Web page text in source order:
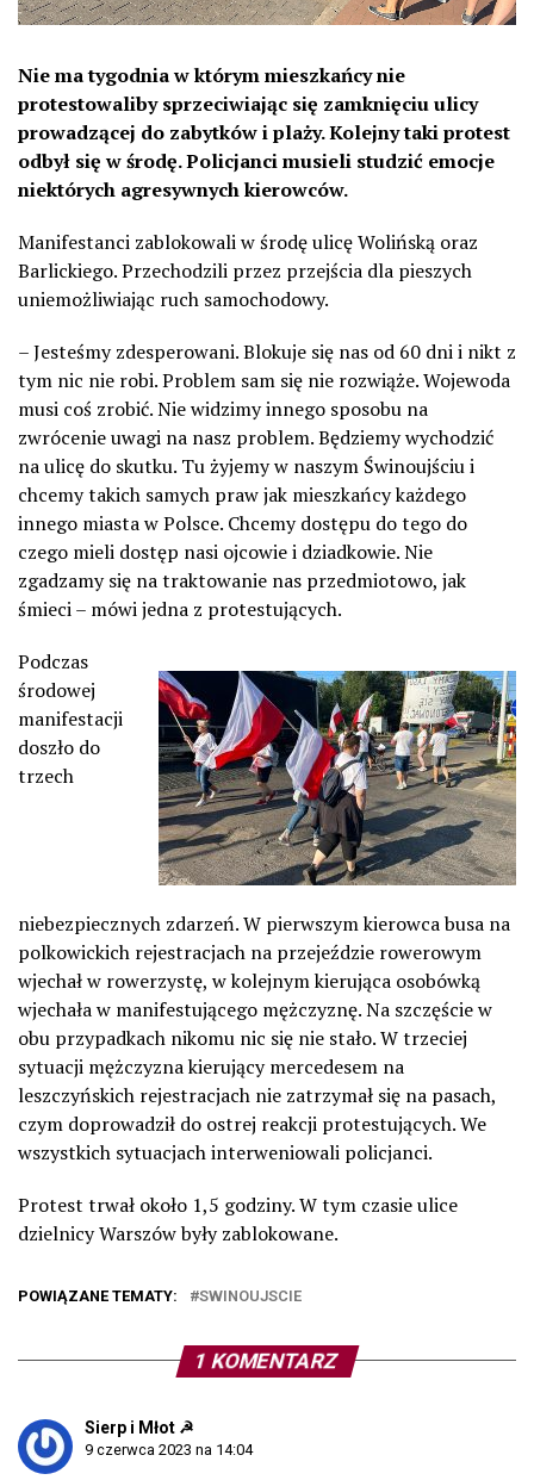
Nie ma tygodnia w którym mieszkańcy nie
protestowaliby sprzeciwiając się zamknięciu ulicy
prowadzącej do zabytków i plaży. Kolejny taki protest
odbył się w środę. Policjanci musieli studzić emocje
niektórych agresywnych kierowców.
Manifestanci zablokowali w środę ulicę Wolińską oraz
Barlickiego. Przechodzili przez przejścia dla pieszych
uniemożliwiając ruch samochodowy.
– Jesteśmy zdesperowani. Blokuje się nas od 60 dni i nikt z
tym nic nie robi. Problem sam się nie rozwiąże. Wojewoda
musi coś zrobić. Nie widzimy innego sposobu na
zwrócenie uwagi na nasz problem. Będziemy wychodzić
na ulicę do skutku. Tu żyjemy w naszym Świnoujściu i
chcemy takich samych praw jak mieszkańcy każdego
innego miasta w Polsce. Chcemy dostępu do tego do
czego mieli dostęp nasi ojcowie i dziadkowie. Nie
zgadzamy się na traktowanie nas przedmiotowo, jak
śmieci – mówi jedna z protestujących.
Podczas
środowej
manifestacji
doszło do
trzech
niebezpiecznych zdarzeń. W pierwszym kierowca busa na
polkowickich rejestracjach na przejeździe rowerowym
wjechał w rowerzystę, w kolejnym kierująca osobówką
wjechała w manifestującego mężczyznę. Na szczęście w
obu przypadkach nikomu nic się nie stało. W trzeciej
sytuacji mężczyzna kierujący mercedesem na
leszczyńskich rejestracjach nie zatrzymał się na pasach,
czym doprowadził do ostrej reakcji protestujących. We
wszystkich sytuacjach interweniowali policjanci.
Protest trwał około 1,5 godziny. W tym czasie ulice
dzielnicy Warszów były zablokowane.
POWIĄZANE TEMATY: SWINOUJSCIE
1 KOMENTARZ
Sierp i Młot ☭
9 czerwca 2023 na 14:04